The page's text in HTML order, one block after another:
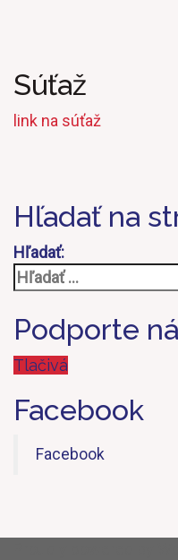
Súťaž
link na súťaž
Hľadať na
Hľadať:
Podporte
Tlačivá
Facebook
Facebook